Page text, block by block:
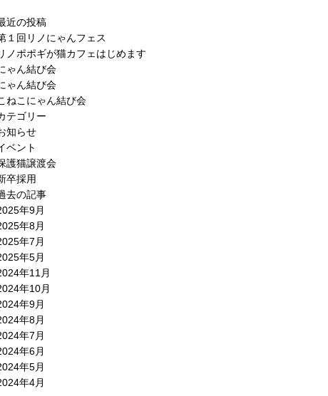
近の投稿
１回リノにゃんフェス
ノポポギが猫カフェはじめます
ゃん結び会
ゃん結び会
ねこにゃん結び会
テゴリー
知らせ
ベント
護猫譲渡会
卒採用
去の記事
年9月
年8月
年7月
年5月
年11月
年10月
年9月
年8月
年7月
年6月
年5月
年4月